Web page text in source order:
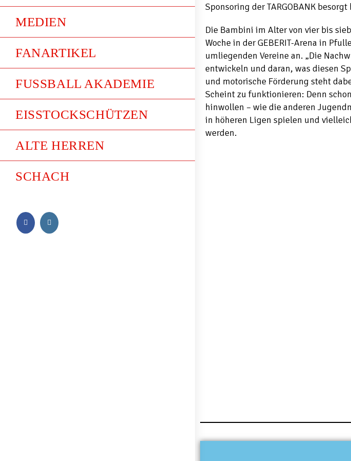
MEDIEN
FANARTIKEL
FUSSBALL AKADEMIE
EISSTOCKSCHÜTZEN
ALTE HERREN
SCHACH
Sponsoring der TARGOBANK besorgt
Die Bambini im Alter von vier bis
Woche in der GEBERIT-Arena in
umliegenden Vereine an. „Die
entwickeln und daran, was diesen
und motorische Förderung steht
Scheint zu funktionieren: Denn
hinwollen – wie die anderen
in höheren Ligen spielen und
werden.